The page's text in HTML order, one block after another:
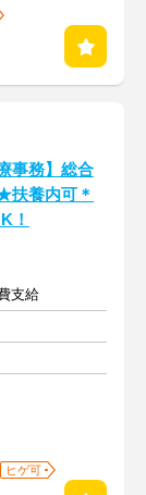
事務】総合
扶養内可＊
！
支給
ヒゲ可